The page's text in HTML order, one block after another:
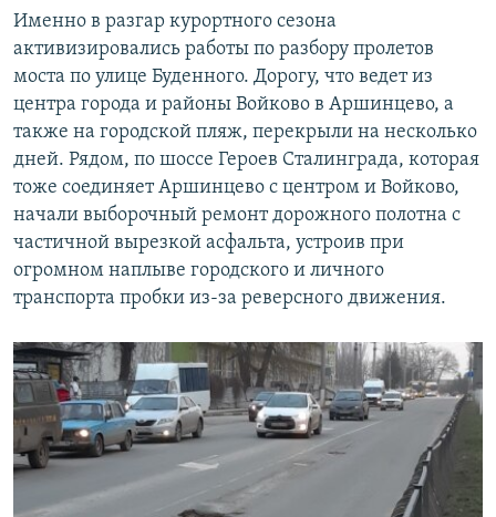
а
й
д
й
д
Именно в разгар курортного сезона
активизировались работы по разбору пролетов
моста по улице Буденного. Дорогу, что ведет из
центра города и районы Войково в Аршинцево, а
также на городской пляж, перекрыли на несколько
дней. Рядом, по шоссе Героев Сталинграда, которая
тоже соединяет Аршинцево с центром и Войково,
начали выборочный ремонт дорожного полотна с
частичной вырезкой асфальта, устроив при
огромном наплыве городского и личного
транспорта пробки из-за реверсного движения.